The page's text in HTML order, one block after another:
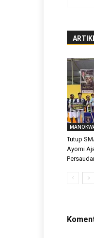
Tutup
Ayomi